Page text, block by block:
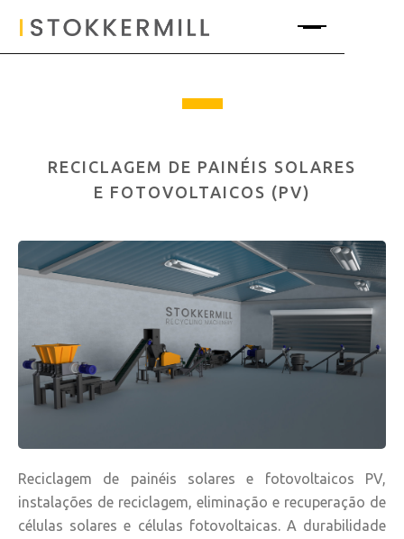
RECICLAGEM DE PAINÉIS SOLARES
E FOTOVOLTAICOS (PV)
Reciclagem de painéis solares e fotovoltaicos PV,
instalações de reciclagem, eliminação e recuperação de
células solares e células fotovoltaicas. A durabilidade